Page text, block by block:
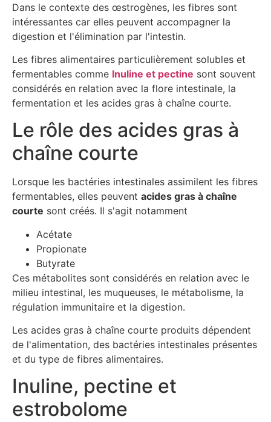
Dans le contexte des œstrogènes, les fibres sont
intéressantes car elles peuvent accompagner la
digestion et l'élimination par l'intestin.
Les fibres alimentaires particulièrement solubles et
fermentables comme Inuline et pectine sont souvent
considérés en relation avec la flore intestinale, la
fermentation et les acides gras à chaîne courte.
Le rôle des acides gras à
chaîne courte
Lorsque les bactéries intestinales assimilent les fibres
fermentables, elles peuvent acides gras à chaîne
courte sont créés. Il s'agit notamment
Acétate
Propionate
Butyrate
Ces métabolites sont considérés en relation avec le
milieu intestinal, les muqueuses, le métabolisme, la
régulation immunitaire et la digestion.
Les acides gras à chaîne courte produits dépendent
de l'alimentation, des bactéries intestinales présentes
et du type de fibres alimentaires.
Inuline, pectine et
estrobolome